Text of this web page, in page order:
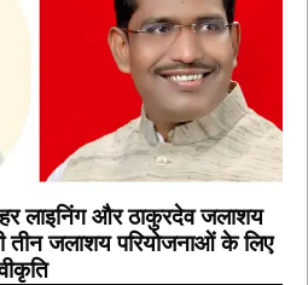
लाइनिंग और ठाकुरदेव जलाशय
तीन जलाशय परियोजनाओं के लिए